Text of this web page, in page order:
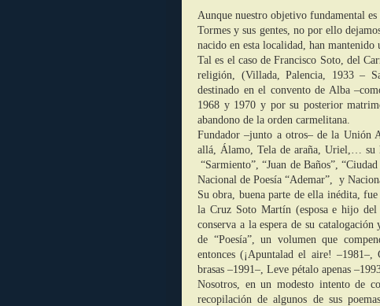
Aunque nuestro objetivo fundamental
Tormes y sus gentes, no por ello
nacido en esta localidad, han
Tal es el caso de Francisco Soto, del
religión, (Villada, Palencia, 1933 –
destinado en el convento de Alba
1968 y 1970 y por su posterior
abandono de la orden carmelitana.
Fundador –junto a otros– de la Unión
allá, Álamo, Tela de araña, Uriel,… su
“Sarmiento”, “Juan de Baños”,
Nacional de Poesía “Ademar”, y
Su obra, buena parte de ella inédita,
la Cruz Soto Martín (esposa e hijo
conserva a la espera de su
de “Poesía”, un volumen que
entonces (¡Apuntalad el aire!
brasas –1991–, Leve pétalo apenas
Nosotros, en un modesto intento de
recopilación de algunos de sus